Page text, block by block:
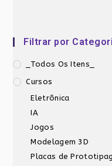
Filtrar por
_Todos Os Itens_
Cursos
Eletrônica
IA
Jogos
Modelagem 3D
Placas de